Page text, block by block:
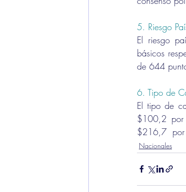
5. Riesgo
El riesgo
básicos
de 644
6. Tipo de
El tipo de
$100,2 por
$216,7  por
Nacionales